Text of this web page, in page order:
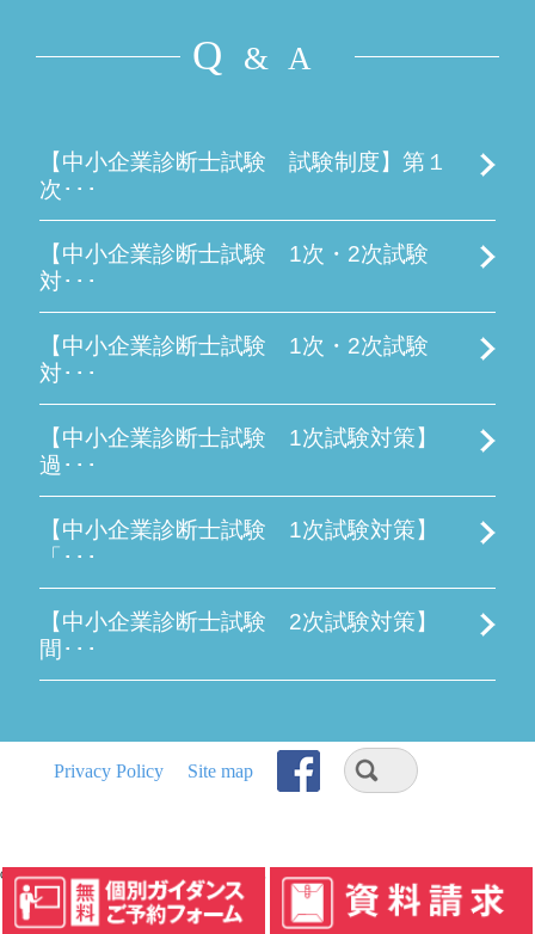
Q & A
【中小企業診断士試験 試験制度】第１
次･･･
【中小企業診断士試験 1次・2次試験
対･･･
【中小企業診断士試験 1次・2次試験
対･･･
【中小企業診断士試験 1次試験対策】
過･･･
【中小企業診断士試験 1次試験対策】
「･･･
【中小企業診断士試験 2次試験対策】
間･･･
Privacy Policy Site map
Copyright © 2026 K E C中小企業診断士講座(K E C Business School) All rights Reserved.